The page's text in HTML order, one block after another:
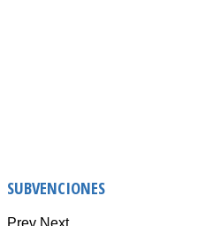
SUBVENCIONES
Prev Next